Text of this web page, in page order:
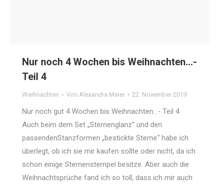
Nur noch 4 Wochen bis Weihnachten…-
Teil 4
Weihnachten Von Alexandra Meier 22. November 2019
Nur noch gut 4 Wochen bis Weihnachten…- Teil 4
Auch beim dem Set „Sternenglanz“ und den
passendenStanzformen „bestickte Sterne“ habe ich
überlegt, ob ich sie mir kaufen sollte oder nicht, da ich
schon einige Sternenstempel besitze. Aber auch die
Weihnachtsprüche fand ich so toll, dass ich mir auch